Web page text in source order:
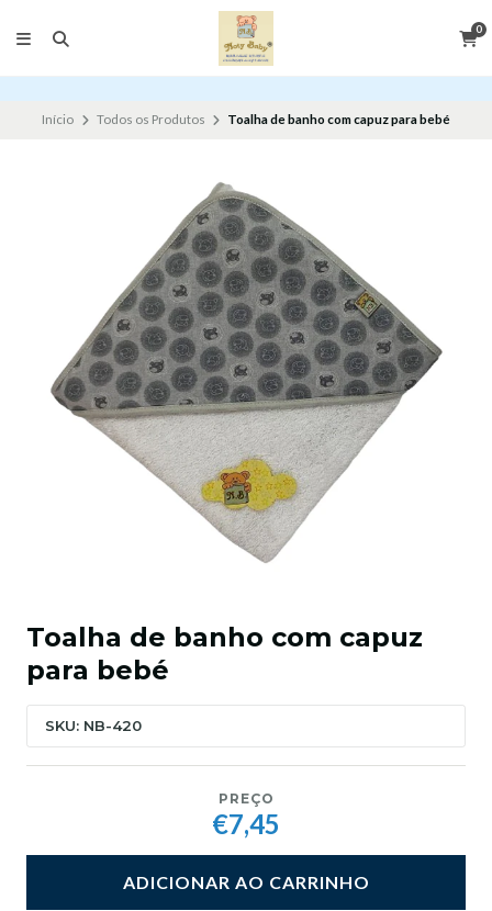
0
Início Todos os Produtos Toalha de banho com capuz para bebé
Toalha de banho com capuz
para bebé
SKU: NB-420
PREÇO
€7,45
ADICIONAR AO CARRINHO